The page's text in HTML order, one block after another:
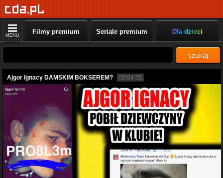
MENU Filmy premium Seriale premium Dla dzieci
szukaj
Ajgor Ignacy DAMSKIM BOKSEREM? 00:04:55